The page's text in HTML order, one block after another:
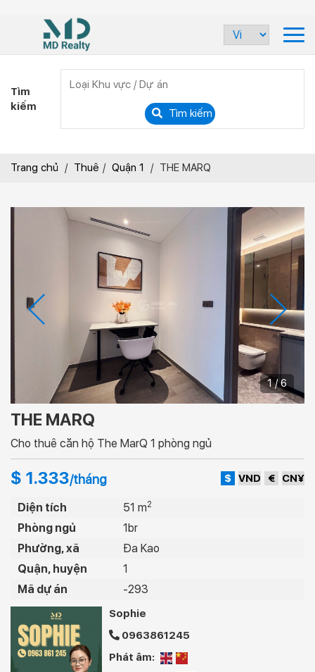
Tìm
kiếm
Tìm kiếm
Trang chủ / Thuê / Quận 1 / THE MARQ
1 / 6
THE MARQ
Cho thuê căn hộ The MarQ 1 phòng ngủ
$ 1.333/tháng $ VND € CN¥
Diện tích 51 m2
Phòng ngủ
1br
Phường, xã
Đa Kao
Quận, huyện
1
Mã dự án
-293
Sophie
0963861245
Phát âm: